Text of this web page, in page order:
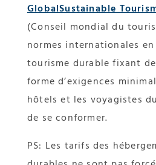
GlobalSustainable
(Conseil mondial du
normes internationales
tourisme durable fixant
forme d’exigences
hôtels et les voyagistes
de se conformer.
PS: Les tarifs des